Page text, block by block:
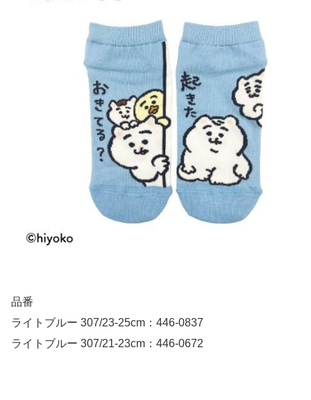
品番
ライトブルー 307/23-25cm：446-0837
ライトブルー 307/21-23cm：446-0672